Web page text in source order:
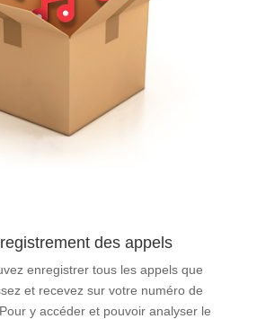
des appels
enregistrer tous les appels que
et recevez sur votre numéro de
y accéder et pouvoir analyser le